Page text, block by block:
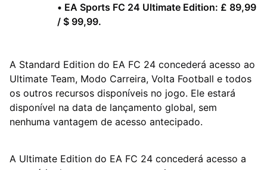
• EA Sports FC 24 Ultimate Edition: £ 89,99
/ $ 99,99.
A Standard Edition do EA FC 24 concederá acesso ao
Ultimate Team, Modo Carreira, Volta Football e todos
os outros recursos disponíveis no jogo. Ele estará
disponível na data de lançamento global, sem
nenhuma vantagem de acesso antecipado.
A Ultimate Edition do EA FC 24 concederá acesso a